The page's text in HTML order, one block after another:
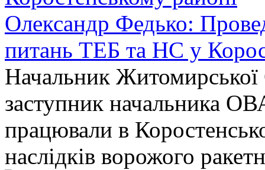
Олександр Федько:
питань ТЕБ та НС у
Начальник
заступник начальника
працювали в
наслідків ворожого